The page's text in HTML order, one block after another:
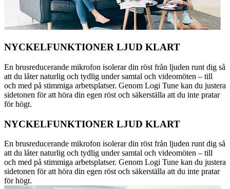
NYCKELFUNKTIONER LJUD KLART
En brusreducerande mikrofon isolerar din röst från ljuden runt dig så
att du låter naturlig och tydlig under samtal och videomöten – till
och med på stimmiga arbetsplatser. Genom Logi Tune kan du justera
sidetonen för att höra din egen röst och säkerställa att du inte pratar
för högt.
NYCKELFUNKTIONER LJUD KLART
En brusreducerande mikrofon isolerar din röst från ljuden runt dig så
att du låter naturlig och tydlig under samtal och videomöten – till
och med på stimmiga arbetsplatser. Genom Logi Tune kan du justera
sidetonen för att höra din egen röst och säkerställa att du inte pratar
för högt.